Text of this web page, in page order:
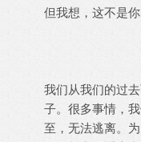
但我想，这不是你
我们从我们的过
子。很多事情，
至，无法逃离。